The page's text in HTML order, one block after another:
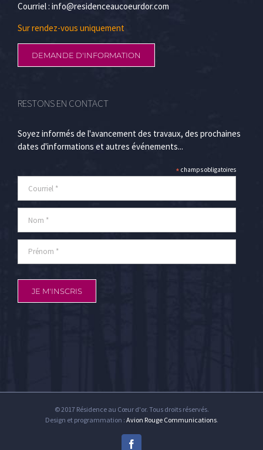
Courriel : info@residenceaucoeurdor.com
Sur rendez-vous uniquement
DEMANDE D'INFORMATION
RESTONS EN CONTACT
Soyez informés de l'avancement des travaux, des prochaines
dates d'informations et autres événements...
* champs obligatoires
© 2017 Résidence au Cœur d'or. Tous droits réservés.
Design et programmation : Avion Rouge Communications.